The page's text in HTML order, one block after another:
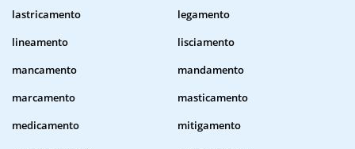
lastricamento
legamento
lineamento
lisciamento
mancamento
mandamento
marcamento
masticamento
medicamento
mitigamento